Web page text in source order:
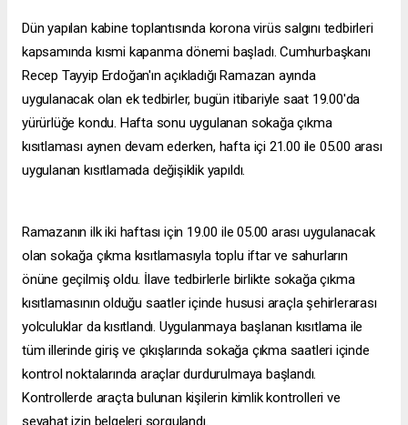
Dün yapılan kabine toplantısında korona virüs salgını tedbirleri
kapsamında kısmi kapanma dönemi başladı. Cumhurbaşkanı
Recep Tayyip Erdoğan'ın açıkladığı Ramazan ayında
uygulanacak olan ek tedbirler, bugün itibariyle saat 19.00'da
yürürlüğe kondu. Hafta sonu uygulanan sokağa çıkma
kısıtlaması aynen devam ederken, hafta içi 21.00 ile 05.00 arası
uygulanan kısıtlamada değişiklik yapıldı.
Ramazanın ilk iki haftası için 19.00 ile 05.00 arası uygulanacak
olan sokağa çıkma kısıtlamasıyla toplu iftar ve sahurların
önüne geçilmiş oldu. İlave tedbirlerle birlikte sokağa çıkma
kısıtlamasının olduğu saatler içinde hususi araçla şehirlerarası
yolculuklar da kısıtlandı. Uygulanmaya başlanan kısıtlama ile
tüm illerinde giriş ve çıkışlarında sokağa çıkma saatleri içinde
kontrol noktalarında araçlar durdurulmaya başlandı.
Kontrollerde araçta bulunan kişilerin kimlik kontrolleri ve
seyahat izin belgeleri sorgulandı.